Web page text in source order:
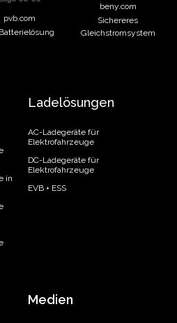
pvb.com
beny.com
Sichereres
Gleichstromsystem
in
Ladelösungen
AC-Ladegeräte für
Elektrofahrzeuge
DC-Ladegeräte für
Elektrofahrzeuge
EVB + ESS
Medien